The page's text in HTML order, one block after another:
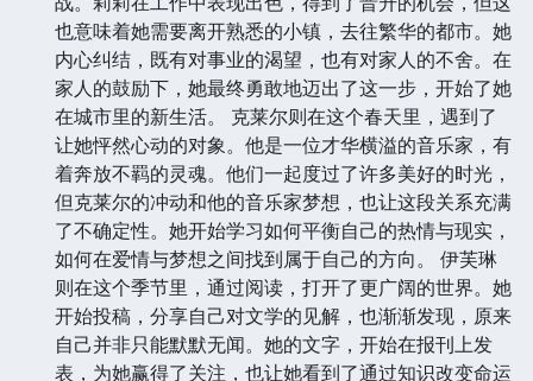
也意味着她需要离开熟悉的小镇，去往繁华的都市。她
内心纠结，既有对事业的渴望，也有对家人的不舍。在
家人的鼓励下，她最终勇敢地迈出了这一步，开始了她
在城市里的新生活。 克莱尔则在这个春天里，遇到了
让她怦然心动的对象。他是一位才华横溢的音乐家，有
着奔放不羁的灵魂。他们一起度过了许多美好的时光，
但克莱尔的冲动和他的音乐家梦想，也让这段关系充满
了不确定性。她开始学习如何平衡自己的热情与现实，
如何在爱情与梦想之间找到属于自己的方向。 伊芙琳
则在这个季节里，通过阅读，打开了更广阔的世界。她
开始投稿，分享自己对文学的见解，也渐渐发现，原来
自己并非只能默默无闻。她的文字，开始在报刊上发
表，为她赢得了关注，也让她看到了通过知识改变命运